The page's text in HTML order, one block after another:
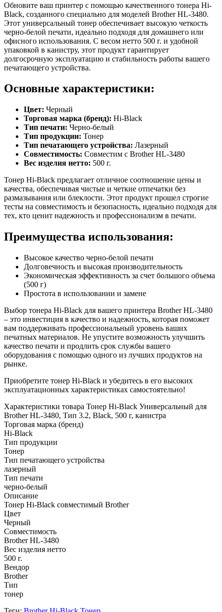
Обновите ваш принтер с помощью качественного тонера Hi-
Black, созданного специально для моделей Brother HL-3480.
Этот универсальный тонер обеспечивает высокую четкость
черно-белой печати, идеально подходя для домашнего или
офисного использования. С весом нетто 500 г. и удобной
упаковкой в канистру, этот продукт гарантирует
долгосрочную эксплуатацию и стабильность работы вашего
печатающего устройства.
Основные характеристики:
Цвет: Черный
Торговая марка (бренд): Hi-Black
Тип печати: Черно-белый
Тип продукции: Тонер
Тип печатающего устройства: Лазерный
Совместимость: Совместим с Brother HL-3480
Вес изделия нетто: 500 г.
Тонер Hi-Black предлагает отличное соотношение цены и
качества, обеспечивая чистые и четкие отпечатки без
размазывания или блеклости. Этот продукт прошел строгие
тесты на совместимость и безопасность, идеально подходя для
тех, кто ценит надежность и профессионализм в печати.
Преимущества использования:
Высокое качество черно-белой печати
Долговечность и высокая производительность
Экономическая эффективность за счет большого объема
(500 г)
Простота в использовании и замене
Выбор тонера Hi-Black для вашего принтера Brother HL-3480
– это инвестиция в качество и надежность, которая поможет
вам поддерживать профессиональный уровень ваших
печатных материалов. Не упустите возможность улучшить
качество печати и продлить срок службы вашего
оборудования с помощью одного из лучших продуктов на
рынке.
Приобретите тонер Hi-Black и убедитесь в его высоких
эксплуатационных характеристиках самостоятельно!
Характеристики товара Тонер Hi-Black Универсальный для
Brother HL-3480, Тип 3.2, Black, 500 г, канистра
Торговая марка (бренд)
Hi-Black
Тип продукции
Тонер
Тип печатающего устройства
лазерный
Тип печати
черно-белый
Описание
Тонер Hi-Black совместимый Brother
Цвет
Черный
Совместимость
Brother HL-3480
Вес изделия нетто
500 г.
Вендор
Brother
Тип
тонер